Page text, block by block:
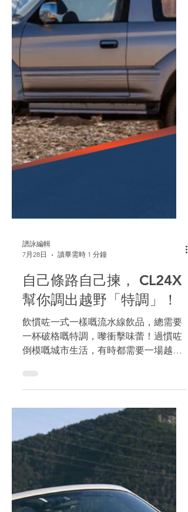
罐組成，取代以前嘅大型雙罐設計。每
個儲氫罐都係「Type 4」設計，即係碳
纖維強化複合材料包住聚合物內膽，並
聯連接，總容量 7 公斤氫氣，壓力 700
巴，續航力達 385 英里（約 610 公里）
譜詠編輯
7月28日
讀畢需時 1 分鐘
飲慣咗一式一樣嘅流水線飲品，總需要
一杯破格嘅特調，嚟衝擊味蕾！過慣咗
倒模嘅城市生活，有時都需要一場越
野，嚟逃離沉悶嘅日常。 喺四輪着地嘅
戶外世界，正新 CL24X就係一款夠
「野」嘅配方，專為鍾意挑戰嘅你，調
出夠烈嘅馳騁風味！ 🔥 風味一：龍爪攀
爬嘅猛 越野嘅底氣，來自每一寸向前嘅